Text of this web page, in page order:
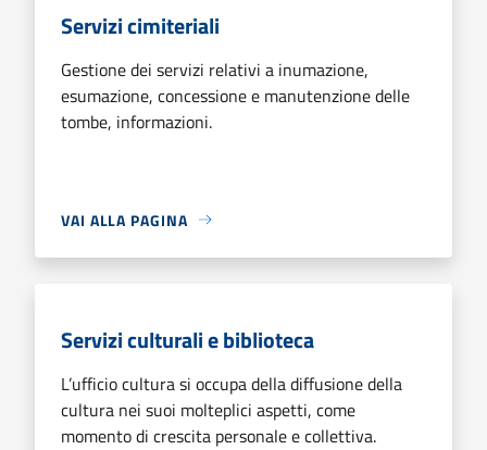
Servizi cimiteriali
Gestione dei servizi relativi a inumazione,
esumazione, concessione e manutenzione delle
tombe, informazioni.
VAI ALLA PAGINA
Servizi culturali e biblioteca
L’ufficio cultura si occupa della diffusione della
cultura nei suoi molteplici aspetti, come
momento di crescita personale e collettiva.